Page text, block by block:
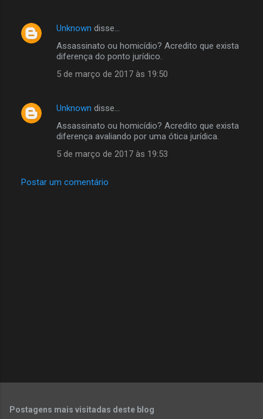
t
á
s
Unknown disse…
Assassinato ou homicídio? Acredito que exista
diferença do ponto jurídico.
5 de março de 2017 às 19:50
Unknown disse…
Assassinato ou homicídio? Acredito que exista
diferença avaliando por uma ótica jurídica.
5 de março de 2017 às 19:53
Postar um comentário
Postagens mais visitadas deste blog